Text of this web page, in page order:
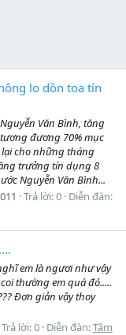
lo dồn toa tín
Văn Bình, tăng
đương 70% mục
lại cho những tháng
trưởng tín dụng 8
Nguyễn Văn Bình...
Trả lời: 0 Diễn đàn:
em là ngươi như vậy
thường em quá đó.....
Đơn giản vậy thoy
Trả lời: 0 Diễn đàn:Tâm